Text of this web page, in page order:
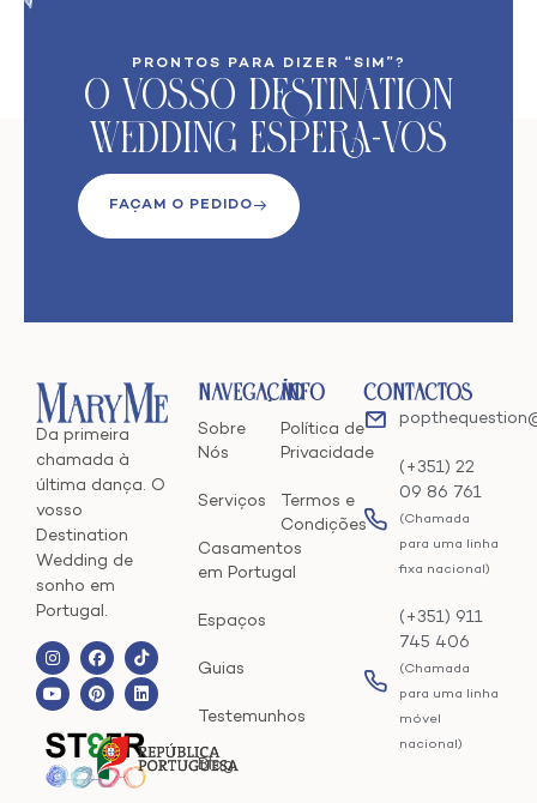
PRONTOS PARA DIZER “SIM”?
O VoSso Destination
Wedding Espera-vos
FAÇAM O PEDIDO
Da primeira
chamada à
última dança. O
vosso
Destination
Wedding de
sonho em
Portugal.
Navegação
Sobre
Nós
Serviços
Casamentos
em Portugal
Espaços
Guias
Testemunhos
Blog
Info
Política de
Privacidade
Termos e
Condições
Contactos
(+351) 22
09 86 761
(Chamada
para uma linha
fixa nacional)
(+351) 911
745 406
(Chamada
para uma linha
móvel
nacional)